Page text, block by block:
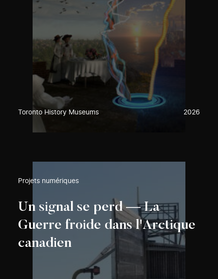
Toronto History Museums 2026
Projets numériques
Un signal se perd — La
Guerre froide dans l'Arctique
canadien